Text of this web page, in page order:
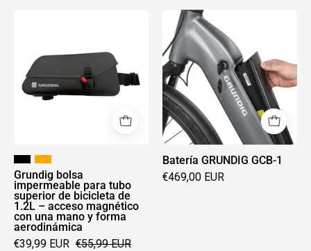
impermeable
para
tubo
1.2L
–
acceso
magnético
con
Grundig bolsa
impermeable para tubo
superior de bicicleta de
1.2L – acceso magnético
con una mano y forma
aerodinámica
€39,99 EUR €55,99 EUR
GRUNDIG
GCB-
1
Batería GRUNDIG GCB-1
€469,00 EUR